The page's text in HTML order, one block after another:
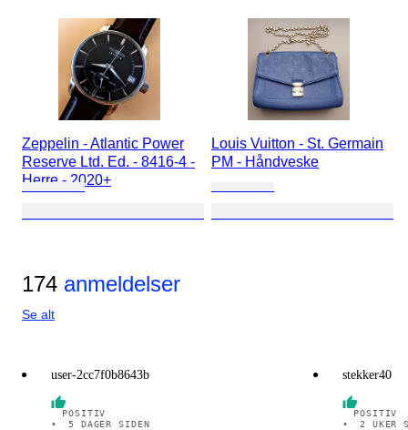
Zeppelin - Atlantic Power
Reserve Ltd. Ed. - 8416-4 -
Herre - 2020+
Louis Vuitton - St. Germain
PM - Håndveske
174 anmeldelser
Se alt
user-2cc7f0b8643b
POSITIV
•
5 DAGER SIDEN
stekker40
POSITIV
•
2 UKER